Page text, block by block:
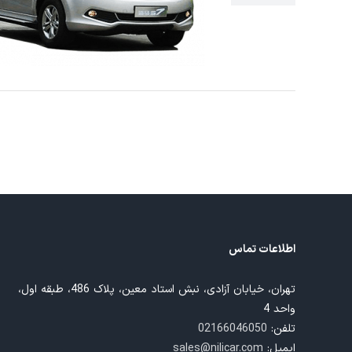
اطلاعات تماس
تهران، خیابان آزادی، نبش استاد معین، پلاک 486، طبقه اول،
واحد 4
تلفن: 02166046050
ایمیل: sales@nilicar.com